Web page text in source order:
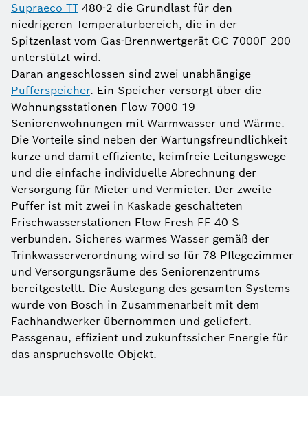
Supraeco TT 480-2 die Grundlast für den
niedrigeren Temperaturbereich, die in der
Spitzenlast vom Gas-Brennwertgerät GC 7000F 200
unterstützt wird.
Daran angeschlossen sind zwei unabhängige
Pufferspeicher. Ein Speicher versorgt über die
Wohnungsstationen Flow 7000 19
Seniorenwohnungen mit Warmwasser und Wärme.
Die Vorteile sind neben der Wartungsfreundlichkeit
kurze und damit effiziente, keimfreie Leitungswege
und die einfache individuelle Abrechnung der
Versorgung für Mieter und Vermieter. Der zweite
Puffer ist mit zwei in Kaskade geschalteten
Frischwasserstationen Flow Fresh FF 40 S
verbunden. Sicheres warmes Wasser gemäß der
Trinkwasserverordnung wird so für 78 Pflegezimmer
und Versorgungsräume des Seniorenzentrums
bereitgestellt. Die Auslegung des gesamten Systems
wurde von Bosch in Zusammenarbeit mit dem
Fachhandwerker übernommen und geliefert.
Passgenau, effizient und zukunftssicher Energie für
das anspruchsvolle Objekt.